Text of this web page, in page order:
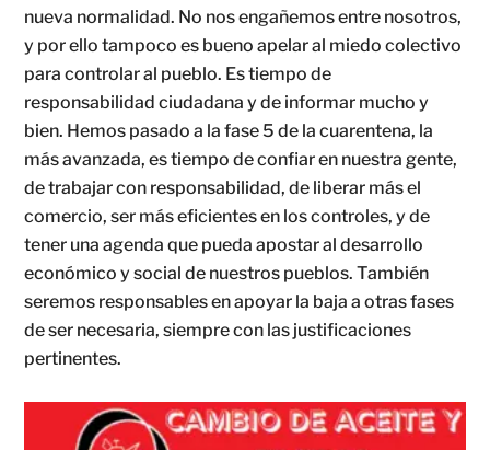
nueva normalidad. No nos engañemos entre nosotros,
y por ello tampoco es bueno apelar al miedo colectivo
para controlar al pueblo. Es tiempo de
responsabilidad ciudadana y de informar mucho y
bien. Hemos pasado a la fase 5 de la cuarentena, la
más avanzada, es tiempo de confiar en nuestra gente,
de trabajar con responsabilidad, de liberar más el
comercio, ser más eficientes en los controles, y de
tener una agenda que pueda apostar al desarrollo
económico y social de nuestros pueblos. También
seremos responsables en apoyar la baja a otras fases
de ser necesaria, siempre con las justificaciones
pertinentes.